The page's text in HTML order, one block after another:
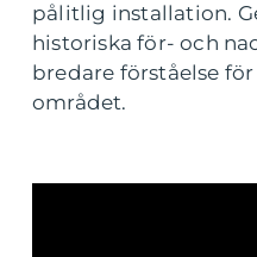
pålitlig installation.
historiska för- och
bredare förståelse
området.